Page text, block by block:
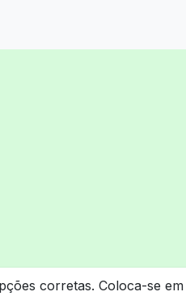
corretas. Coloca-se